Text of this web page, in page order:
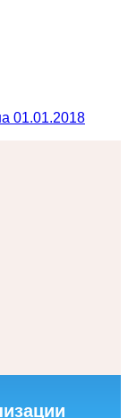
01.01.2018